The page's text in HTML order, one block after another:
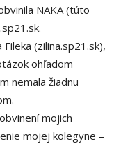
NAKA (túto
(zilina.sp21.sk),
ohľadom
nemala žiadnu
mojich
mojej kolegyne –